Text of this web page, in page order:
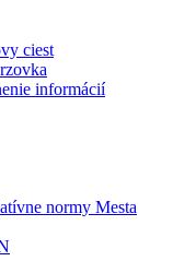
ciest
informácií
normy Mesta